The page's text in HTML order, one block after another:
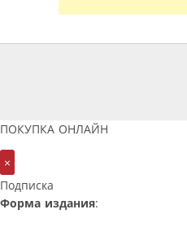
ПОКУПКА ОНЛАЙН
×
Подписка
Форма издания: